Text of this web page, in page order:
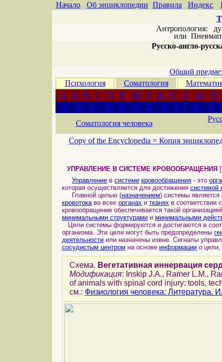
Начало Об энциклопедии Правила Индекс
Антропология:
или
Русско-англо-
Общий
Психология
Соматология
А
Б В Г Д Е Ж З И К Л М
Н
A
B C D E F G H I J K
L
Соматология человека
Copy of the Encyclopedia = Копия
УПРАВЛЕНИЕ В СИСТЕМЕ КРОВООБРАЩЕНИЯ
Управление в системе кровообращения - это
которая осуществляется для достижения системой
Главной целью (назначением) системы
кровотокаво всех органах и тканях в соответствии
кровообращение обеспечивается такой
минимальными структурами и минимальными
Цели системы формируются и достигаются в
организма. Эти цели могут быть предопределены
деятельности или назначены извне. Сигналы
сосудистым центром на основе информации о
Схема. Вегетативная иннервация
Модификация: Inskip J.A., Ramer L.M.,
of animals with spinal cord injury: tools,
см.: Физиология человека: Литература.